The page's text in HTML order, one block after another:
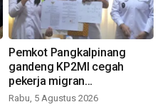
Pemkot Pangkalpinang
gandeng KP2MI cegah
pekerja migran
nonprosedural
Rabu, 5 Agustus 2026